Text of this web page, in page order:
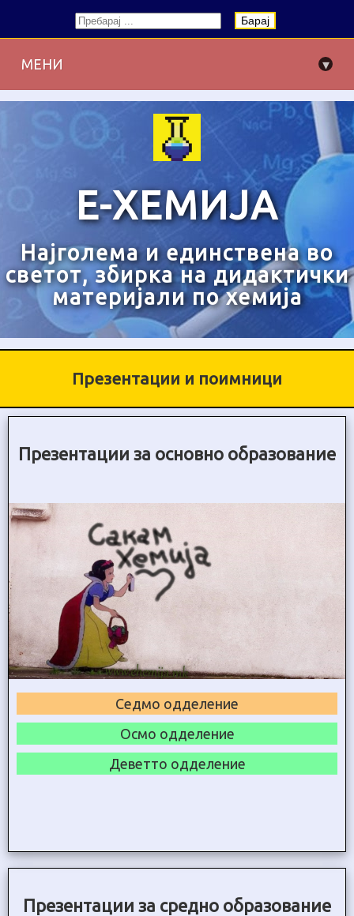
Барај
МЕНИ ▾
Е-ХЕМИЈА
Најголема и единствена во
светот, збирка на дидактички
материјали по хемија
Презентации и поимници
Презентации за основно образование
Седмо одделение
Осмо одделение
Деветто одделение
Презентации за средно образование